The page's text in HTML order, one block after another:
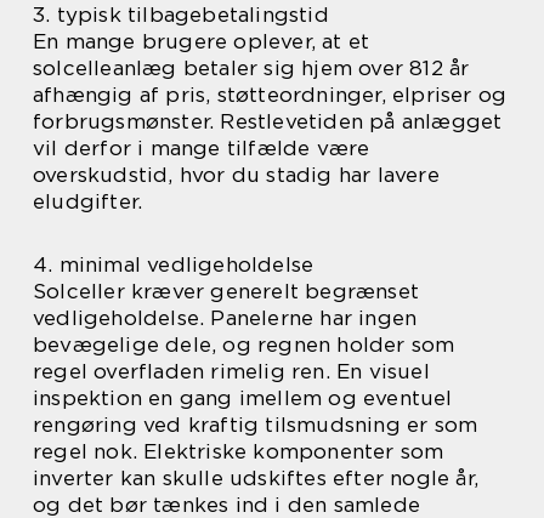
3. typisk tilbagebetalingstid
En mange brugere oplever, at et
solcelleanlæg betaler sig hjem over 812 år
afhængig af pris, støtteordninger, elpriser og
forbrugsmønster. Restlevetiden på anlægget
vil derfor i mange tilfælde være
overskudstid, hvor du stadig har lavere
eludgifter.
4. minimal vedligeholdelse
Solceller kræver generelt begrænset
vedligeholdelse. Panelerne har ingen
bevægelige dele, og regnen holder som
regel overfladen rimelig ren. En visuel
inspektion en gang imellem og eventuel
rengøring ved kraftig tilsmudsning er som
regel nok. Elektriske komponenter som
inverter kan skulle udskiftes efter nogle år,
og det bør tænkes ind i den samlede